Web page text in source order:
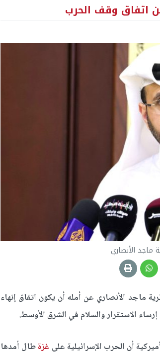
اتفاق وقف الحرب
ماجد الأنصاري
ماجد الأنصاري عن أمله أن يكون اتفاق إنهاء
الاستقرار والسلام في الشرق الأوسط.
أن الحرب الإسرائيلية على غزةطال أمدها